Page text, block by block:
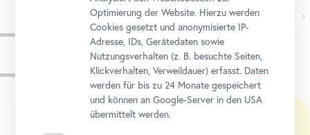
›
Programme
Optimierung der Website. Hierzu werden
Cookies gesetzt und anonymisierte IP-
Adresse, IDs, Gerätedaten sowie
Nutzungsverhalten (z. B. besuchte Seiten,
Klickverhalten, Verweildauer) erfasst. Daten
werden für bis zu 24 Monate gespeichert
und können an Google-Server in den USA
übermittelt werden.